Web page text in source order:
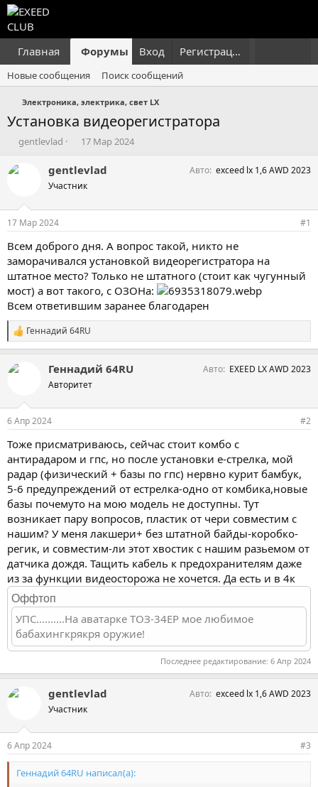
Главная Форумы Что нового?
Вход Регистрация
Новые сообщения Поиск сообщений
Электроника, электрика, свет LX
Установка видеорегистратора
А
т
т
е
м
ы
gentlevlad
Д
т
н
а
л
а
17 Мар 2024
gentlevlad
Участник
Авто exceed lx 1,6 AWD 2023
17 Мар 2024 #1
Всем доброго дня. А вопрос такой, никто не
заморачивался установкой видеорегистратора на
штатное место? Только не штатного (стоит как чугунный
мост) а вот такого, с ОЗОНа:
Всем ответившим заранее благодарен
С
и
п
Геннадий 64RU
Геннадий 64RU
Авторитет
Авто EXEED LX AWD 2023
6 Апр 2024 #2
Тоже присматриваюсь, сейчас стоит комбо с
антирадаром и гпс, но после установки е-стрелка, мой
радар (физический + базы по гпс) нервно курит бамбук,
5-6 предупреждений от естрелка-одно от комбика,новые
базы почемуто на мою модель не доступны. Тут
возникает пару вопросов, пластик от чери совместим с
нашим? У меня лакшери+ без штатной байды-коробко-
регик, и совместим-ли этот хвостик с нашим разьемом от
датчика дождя. Тащить кабель к предохранителям даже
из за функции видеосторожа не хочется. Да есть и в 4к
Оффтоп
УПС..........На аватарке ТОЗ-34ЕР мое любимое
бабахингкрякря оружие!
Последнее редактирование: 6 Апр 2024
gentlevlad
Участник
Авто exceed lx 1,6 AWD 2023
6 Апр 2024 #3
Геннадий 64RU написал(а):